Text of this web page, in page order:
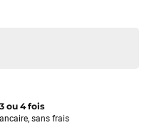
ou 4 fois
sans frais